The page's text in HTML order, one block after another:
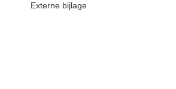
Externe bijlage